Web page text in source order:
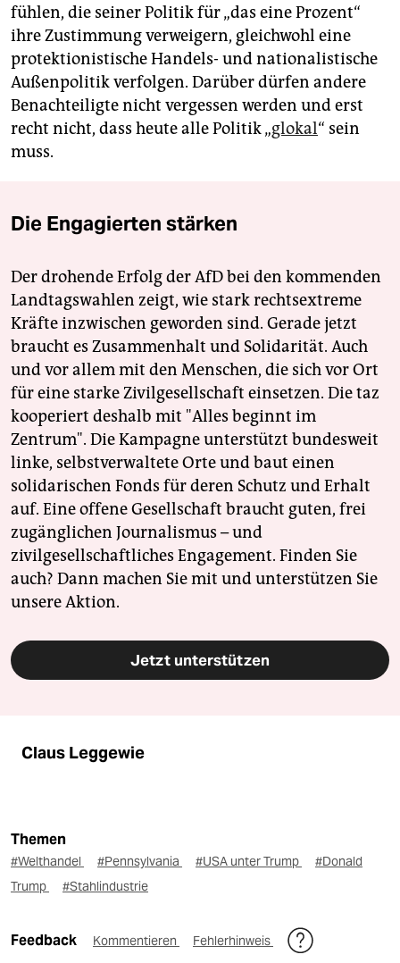
fühlen, die seiner Politik für „das eine Prozent“
ihre Zustimmung verweigern, gleichwohl eine
protektionistische Handels- und nationalistische
Außenpolitik verfolgen. Darüber dürfen andere
Benachteiligte nicht vergessen werden und erst
recht nicht, dass heute alle Politik „glokal“ sein
muss.
Die Engagierten stärken
Der drohende Erfolg der AfD bei den kommenden
Landtagswahlen zeigt, wie stark rechtsextreme
Kräfte inzwischen geworden sind. Gerade jetzt
braucht es Zusammenhalt und Solidarität. Auch
und vor allem mit den Menschen, die sich vor Ort
für eine starke Zivilgesellschaft einsetzen. Die taz
kooperiert deshalb mit "Alles beginnt im
Zentrum". Die Kampagne unterstützt bundesweit
linke, selbstverwaltete Orte und baut einen
solidarischen Fonds für deren Schutz und Erhalt
auf. Eine offene Gesellschaft braucht guten, frei
zugänglichen Journalismus – und
zivilgesellschaftliches Engagement. Finden Sie
auch? Dann machen Sie mit und unterstützen Sie
unsere Aktion.
Jetzt unterstützen
Claus Leggewie
Themen
#Welthandel #Pennsylvania #USA unter Trump
#Donald
Trump
#Stahlindustrie
Feedback Kommentieren Fehlerhinweis